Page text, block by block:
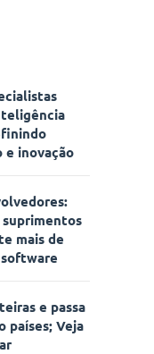
e inovação
mais de
e passa
países; Veja